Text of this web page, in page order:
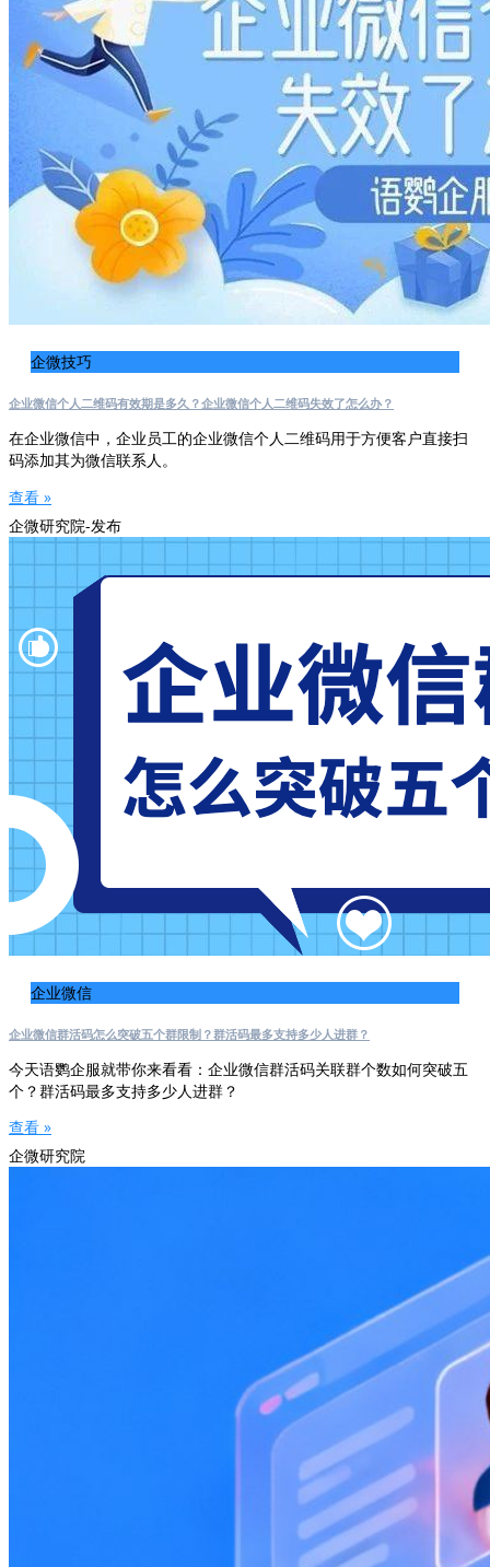
企微技巧
企业微信个人二维码有效期是多久？企业微信个人二维码失效了怎么办？
在企业微信中，企业员工的企业微信个人二维码用于方便客户直接扫
码添加其为微信联系人。
查看 »
企微研究院-发布
企业微信
企业微信群活码怎么突破五个群限制？群活码最多支持多少人进群？
今天语鹦企服就带你来看看：企业微信群活码关联群个数如何突破五
个？群活码最多支持多少人进群？
查看 »
企微研究院